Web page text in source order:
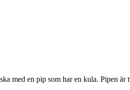
med en pip som har en kula. Pipen